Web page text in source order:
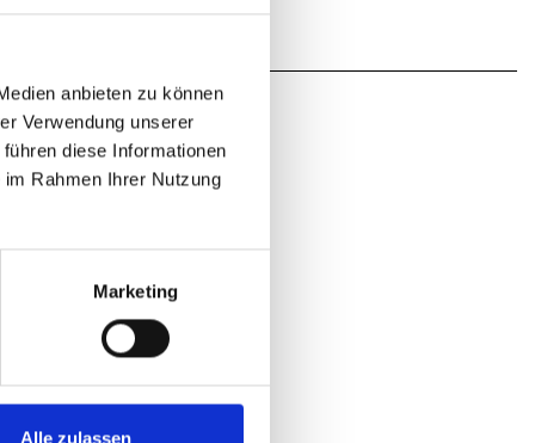
anbieten zu können
Verwendung unserer
diese Informationen
Rahmen Ihrer Nutzung
Marketing
Alle zulassen